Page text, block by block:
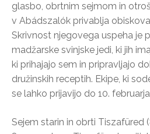
glasbo, obrtnim sejmom in
v Abádszalók privablja
Skrivnost njegovega uspeha je
madžarske svinjske jedi, ki jih
ki prihajajo sem in pripravljajo
družinskih receptih. Ekipe, ki
se lahko prijavijo do 10.
Sejem starin in obrti Tiszafüred